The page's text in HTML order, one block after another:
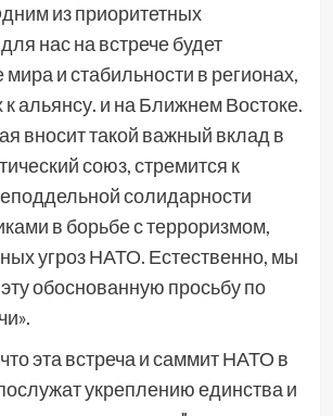
из приоритетных
нас на встрече будет
и стабильности в регионах,
альянсу. и на Ближнем Востоке.
вносит такой важный вклад в
союз, стремится к
солидарности
в борьбе с терроризмом,
угроз НАТО. Естественно, мы
обоснованную просьбу по
эта встреча и саммит НАТО в
укреплению единства и